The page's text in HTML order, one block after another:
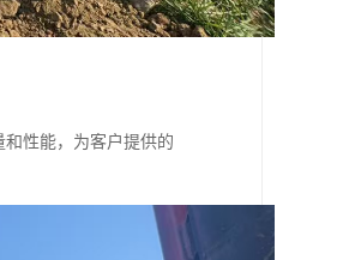
性能，为客户提供的